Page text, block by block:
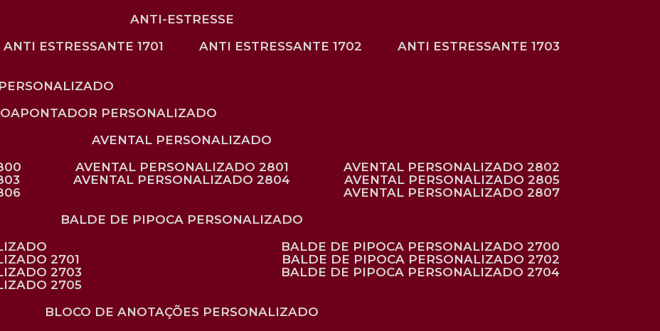
ANTI-ESTRESSE
ANTI ESTRESSANTE 1701 ANTI ESTRESSANTE 1702
ANTI ESTRESSANTE 1703
APONTADOR PERSONALIZADO
AVENTAL PERSONALIZADO
AVENTAL PERSONALIZADO 2801
AVENTAL PERSONALIZADO 2802
AVENTAL PERSONALIZADO 2804
AVENTAL PERSONALIZADO 2805
AVENTAL PERSONALIZADO 2807
BALDE DE PIPOCA PERSONALIZADO
BALDE DE PIPOCA PERSONALIZADO 2700
2701
BALDE DE PIPOCA PERSONALIZADO 2702
2703
BALDE DE PIPOCA PERSONALIZADO 2704
2705
BLOCO DE ANOTAÇÕES PERSONALIZADO